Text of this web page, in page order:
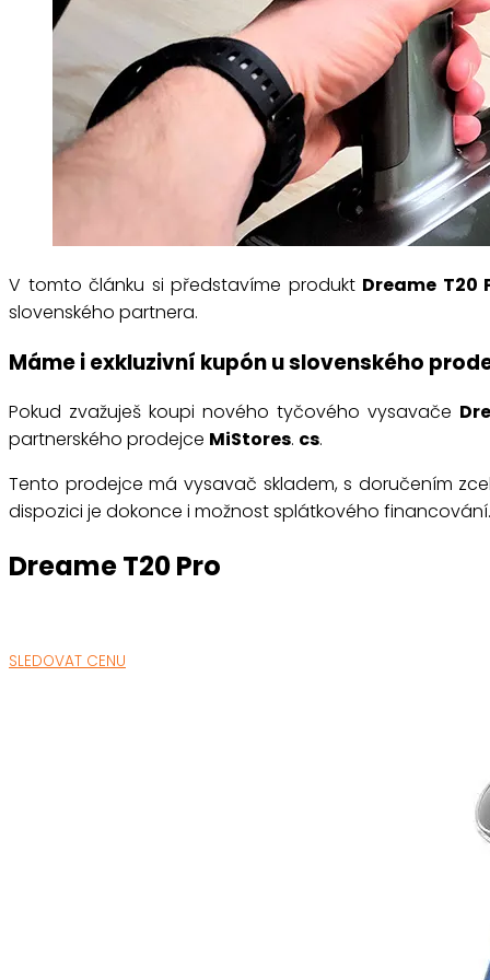
V tomto článku si představíme produkt Dreame T20
slovenského partnera.
Máme i exkluzivní kupón u slovenského
Pokud zvažuješ koupi nového tyčového vysavače
partnerského prodejce MiStores. cs.
Tento prodejce má vysavač skladem, s doručením
dispozici je dokonce i možnost splátkového financování.
Dreame T20 Pro
SLEDOVAT CENU